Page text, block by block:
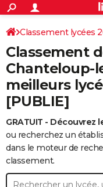
ACTUALITÉS
Politique
Société
Faits Divers
Education
Monde
Villes
+
SPORT
Coupe du monde 2026
Football
Tennis
Cyclisme
Rugby
Forum
CULTURE
Programme TV
TNT
Streaming
Cinéma
Sorties cinéma
Musique
+
FINANCE
Retraite
Impôts
Epargne
Immobilier
Risques naturels par ville
Banque
Assurance
Crédit
AUTO
Réserver un essai
Citadines
Berlines
Forum auto
HIGH-TECH
BRICOLAGE
Aménagement intérieur
Cuisine
Jardinage
+ WEEK-END
Classement lycées
Classement
Chanteloup-
meilleurs
[PUBLIE]
GRATUIT - Découvrez
ou recherchez un
dans le moteur de
classement.